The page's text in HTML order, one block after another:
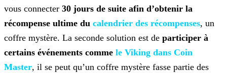
vous connecter 30 jours de suite afin d’obtenir la
récompense ultime du calendrier des récompenses, un
coffre mystère. La seconde solution est de participer à
certains événements comme le Viking dans Coin
Master, il se peut qu’un coffre mystère fasse partie des